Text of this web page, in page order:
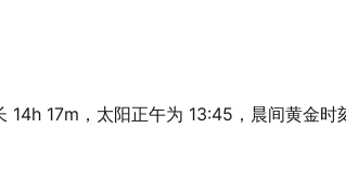
17m，太阳正午为 13:45，晨间黄金时